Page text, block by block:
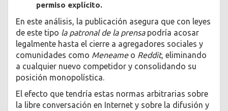
permiso explícito.
En este análisis, la publicación asegura que con leyes
de este tipo la patronal de la prensapodría acosar
legalmente hasta el cierre a agregadores sociales y
comunidades como Meneameo Reddit, eliminando
a cualquier nuevo competidor y consolidando su
posición monopolística.
El efecto que tendría estas normas arbitrarias sobre
la libre conversación en Internet y sobre la difusión y